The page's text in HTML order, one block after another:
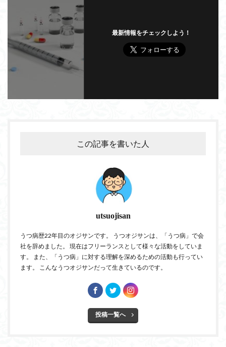
最新情報をチェックしよう！
この記事を書いた人
utsuojisan
うつ病歴22年目のオジサンです。 うつオジサンは、「うつ病」で会
社を辞めました。 現在はフリーランスとして様々な活動をしていま
す。 また、「うつ病」に対する理解を深めるための活動も行ってい
ます。 こんなうつオジサンだって生きているのです。
投稿一覧へ